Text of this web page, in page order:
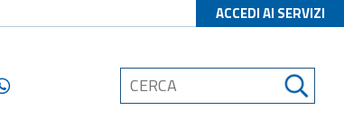
ACCEDI AI SERVIZI